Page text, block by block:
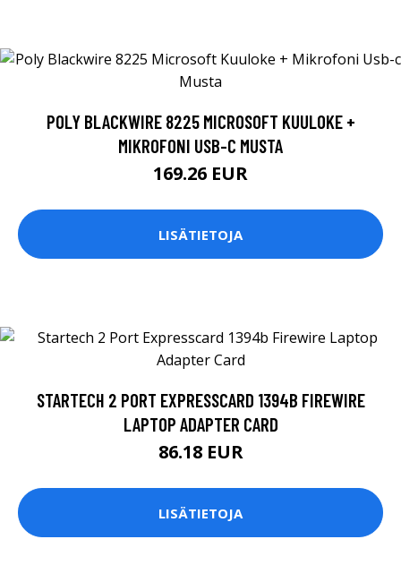
POLY BLACKWIRE 8225 MICROSOFT KUULOKE +
MIKROFONI USB-C MUSTA
169.26 EUR
LISÄTIETOJA
STARTECH 2 PORT EXPRESSCARD 1394B FIREWIRE
LAPTOP ADAPTER CARD
86.18 EUR
LISÄTIETOJA